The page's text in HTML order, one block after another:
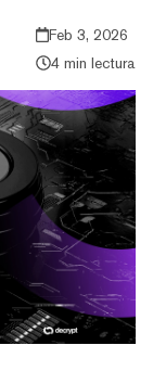
Feb 3, 2026
4 min lectura